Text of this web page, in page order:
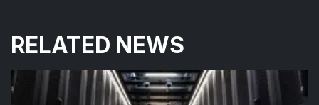
RELATED NEWS